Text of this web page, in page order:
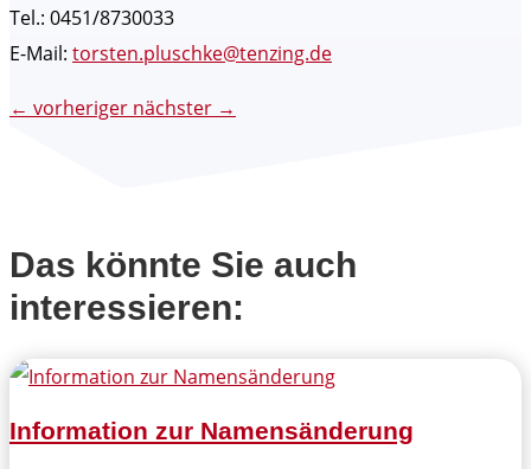
Tel.: 0451/8730033
E-Mail: torsten.pluschke@tenzing.de
← vorheriger nächster →
Das könnte Sie auch
interessieren:
Information zur Namensänderung